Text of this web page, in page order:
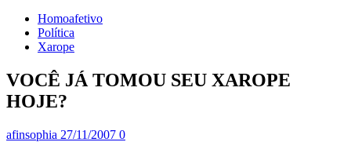
Homoafetivo
Política
Xarope
VOCÊ JÁ TOMOU SEU XAROPE
HOJE?
afinsophia 27/11/2007 0